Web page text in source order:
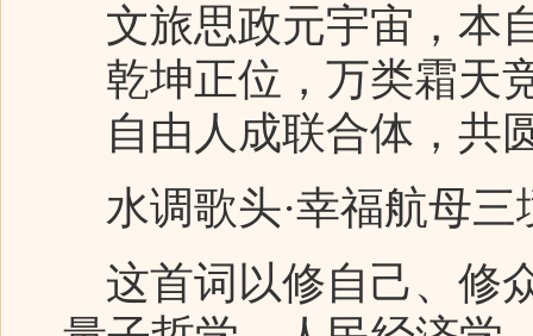
文旅思政元宇宙，本
乾坤正位，万类霜天
自由人成联合体，共
水调歌头·幸福航母三
这首词以修自己、修